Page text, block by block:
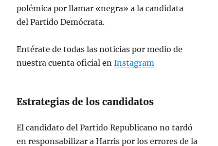
polémica por llamar «negra» a la candidata
del Partido Demócrata.
Entérate de todas las noticias por medio de
nuestra cuenta oficial enInstagram
Estrategias de los candidatos
El candidato del Partido Republicano no tardó
en responsabilizar a Harris por los errores de la